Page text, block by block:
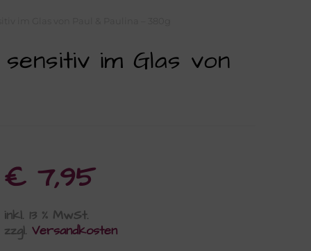
im Glas von
€ 7,95
inkl. 13 % MwSt.
zzgl.Versandkosten